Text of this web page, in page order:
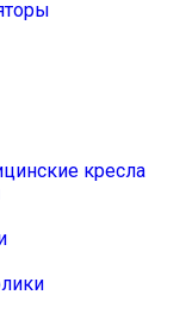
кресла